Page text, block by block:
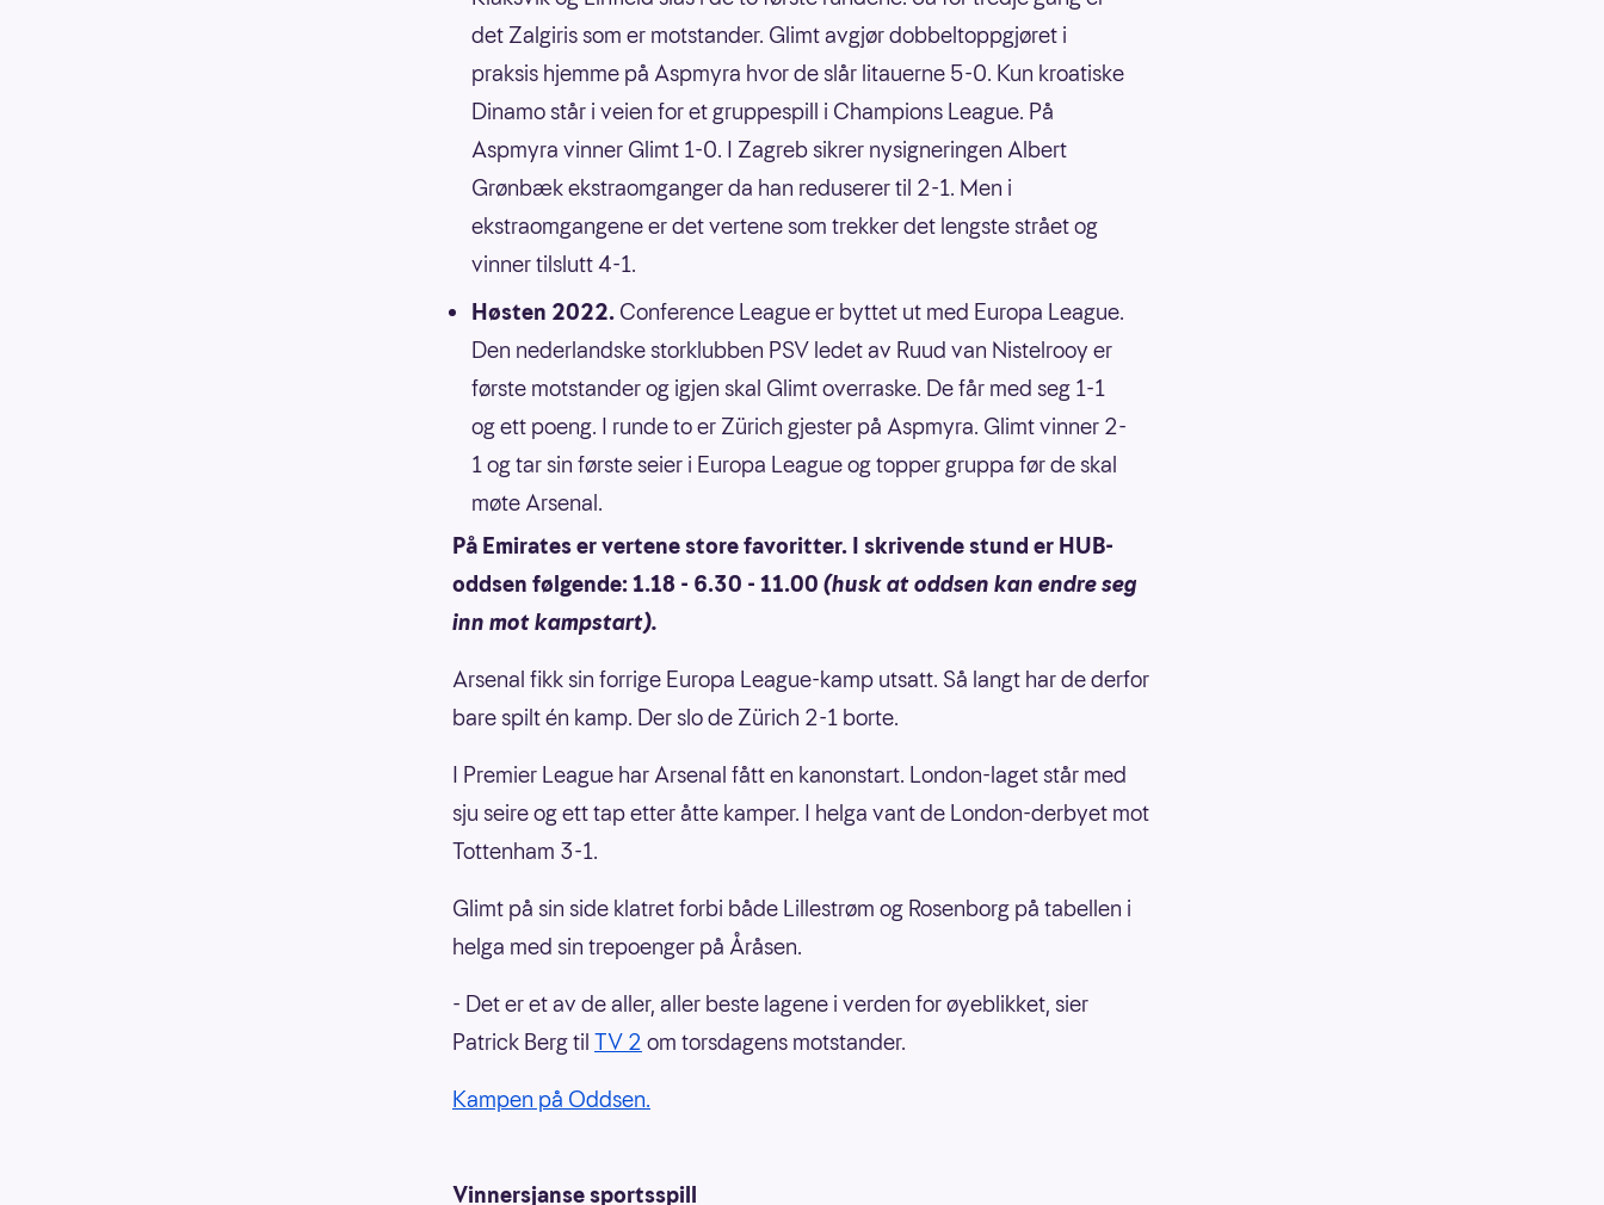
det Zalgiris som er motstander. Glimt avgjør dobbeltoppgjøret i
praksis hjemme på Aspmyra hvor de slår litauerne 5-0. Kun kroatiske
Dinamo står i veien for et gruppespill i Champions League. På
Aspmyra vinner Glimt 1-0. I Zagreb sikrer nysigneringen Albert
Grønbæk ekstraomganger da han reduserer til 2-1. Men i
ekstraomgangene er det vertene som trekker det lengste strået og
vinner tilslutt 4-1.
Høsten 2022. Conference League er byttet ut med Europa League.
Den nederlandske storklubben PSV ledet av Ruud van Nistelrooy er
første motstander og igjen skal Glimt overraske. De får med seg 1-1
og ett poeng. I runde to er Zürich gjester på Aspmyra. Glimt vinner 2-
1 og tar sin første seier i Europa League og topper gruppa før de skal
møte Arsenal.
På Emirates er vertene store favoritter. I skrivende stund er HUB-
oddsen følgende: 1.18 - 6.30 - 11.00 (husk at oddsen kan endre seg
inn mot kampstart).
Arsenal fikk sin forrige Europa League-kamp utsatt. Så langt har de derfor
bare spilt én kamp. Der slo de Zürich 2-1 borte.
I Premier League har Arsenal fått en kanonstart. London-laget står med
sju seire og ett tap etter åtte kamper. I helga vant de London-derbyet mot
Tottenham 3-1.
Glimt på sin side klatret forbi både Lillestrøm og Rosenborg på tabellen i
helga med sin trepoenger på Åråsen.
- Det er et av de aller, aller beste lagene i verden for øyeblikket, sier
Patrick Berg til TV 2 om torsdagens motstander.
Kampen på Oddsen.
Vinnersjanse sportsspill